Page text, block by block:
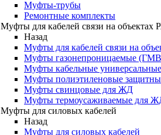
Муфты-трубы
Ремонтные комплекты
Муфты для кабелей связи на объектах
Назад
Муфты для кабелей связи на
Муфты газонепроницаемые
Муфты кабельные
Муфты полиэтиленовые
Муфты свинцовые для ЖД
Муфты термоусаживаемые для
Муфты для силовых кабелей
Назад
Муфты для силовых кабелей